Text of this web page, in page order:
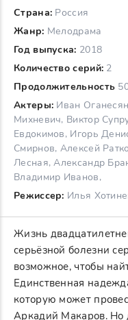
Страна: Россия
Жанр: Мелодрама
Год выпуска: 2018
Количество серий: 2
Продолжительность
Актеры: Иван
Михневич, Виктор
Евдокимов, Игорь
Смирнов, Алексей
Лесная, Александр
Владимир Иванов,
Режиссер: Илья
Жизнь
серьёзной болезни
возможное, чтобы
Единственная
которую может
Аркадий Макаров. Но